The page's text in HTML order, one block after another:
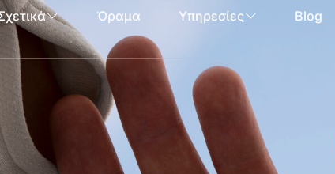
Όραμα Υπηρεσίες Blog